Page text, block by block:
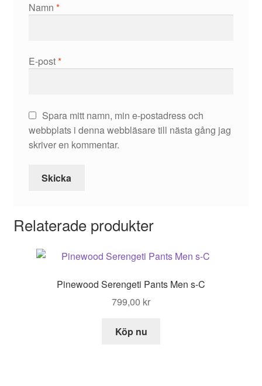
Namn *
E-post*
Spara mitt namn, min e-postadress och
webbplats i denna webbläsare till nästa gång jag
skriver en kommentar.
Relaterade produkter
Pinewood Serengeti Pants Men s-C
799,00 kr
Köp nu